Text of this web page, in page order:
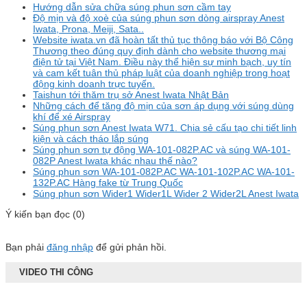
Hướng dẫn sửa chữa súng phun sơn cầm tay
Độ mịn và độ xoè của súng phun sơn dòng airspray Anest
Iwata, Prona, Meiji, Sata..
Website iwata.vn đã hoàn tất thủ tục thông báo với Bộ Công
Thương theo đúng quy định dành cho website thương mại
điện tử tại Việt Nam. Điều này thể hiện sự minh bạch, uy tín
và cam kết tuân thủ pháp luật của doanh nghiệp trong hoạt
động kinh doanh trực tuyến.
Taishun tới thăm trụ sở Anest Iwata Nhật Bản
Những cách để tăng độ mịn của sơn áp dụng với súng dùng
khí để xé Airspray
Súng phun sơn Anest Iwata W71. Chia sẻ cấu tạo chi tiết linh
kiện và cách tháo lắp súng
Súng phun sơn tự động WA-101-082P.AC và súng WA-101-
082P Anest Iwata khác nhau thế nào?
Súng phun sơn WA-101-082P.AC WA-101-102P.AC WA-101-
132P.AC Hàng fake từ Trung Quốc
Súng phun sơn Wider1 Wider1L Wider 2 Wider2L Anest Iwata
Ý kiến bạn đọc (0)
Bạn phải đăng nhập để gửi phản hồi.
VIDEO THI CÔNG